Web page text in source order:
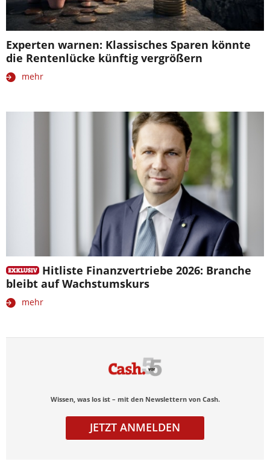
Experten warnen: Klassisches Sparen könnte
die Rentenlücke künftig vergrößern
mehr
Hitliste Finanzvertriebe 2026: Branche
bleibt auf Wachstumskurs
mehr
Wissen, was los ist – mit den Newslettern von Cash.
JETZT ANMELDEN